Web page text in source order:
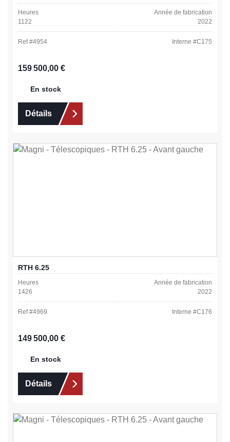
Heures
1122
Année de fabrication
2022
Ref #4954 Interne #C175
Prix régulier :
159 500,00 €
En stock
Détails
RTH 6.25
Heures
1426
Année de fabrication
2022
Ref #4969 Interne #C176
Prix régulier :
149 500,00 €
En stock
Détails